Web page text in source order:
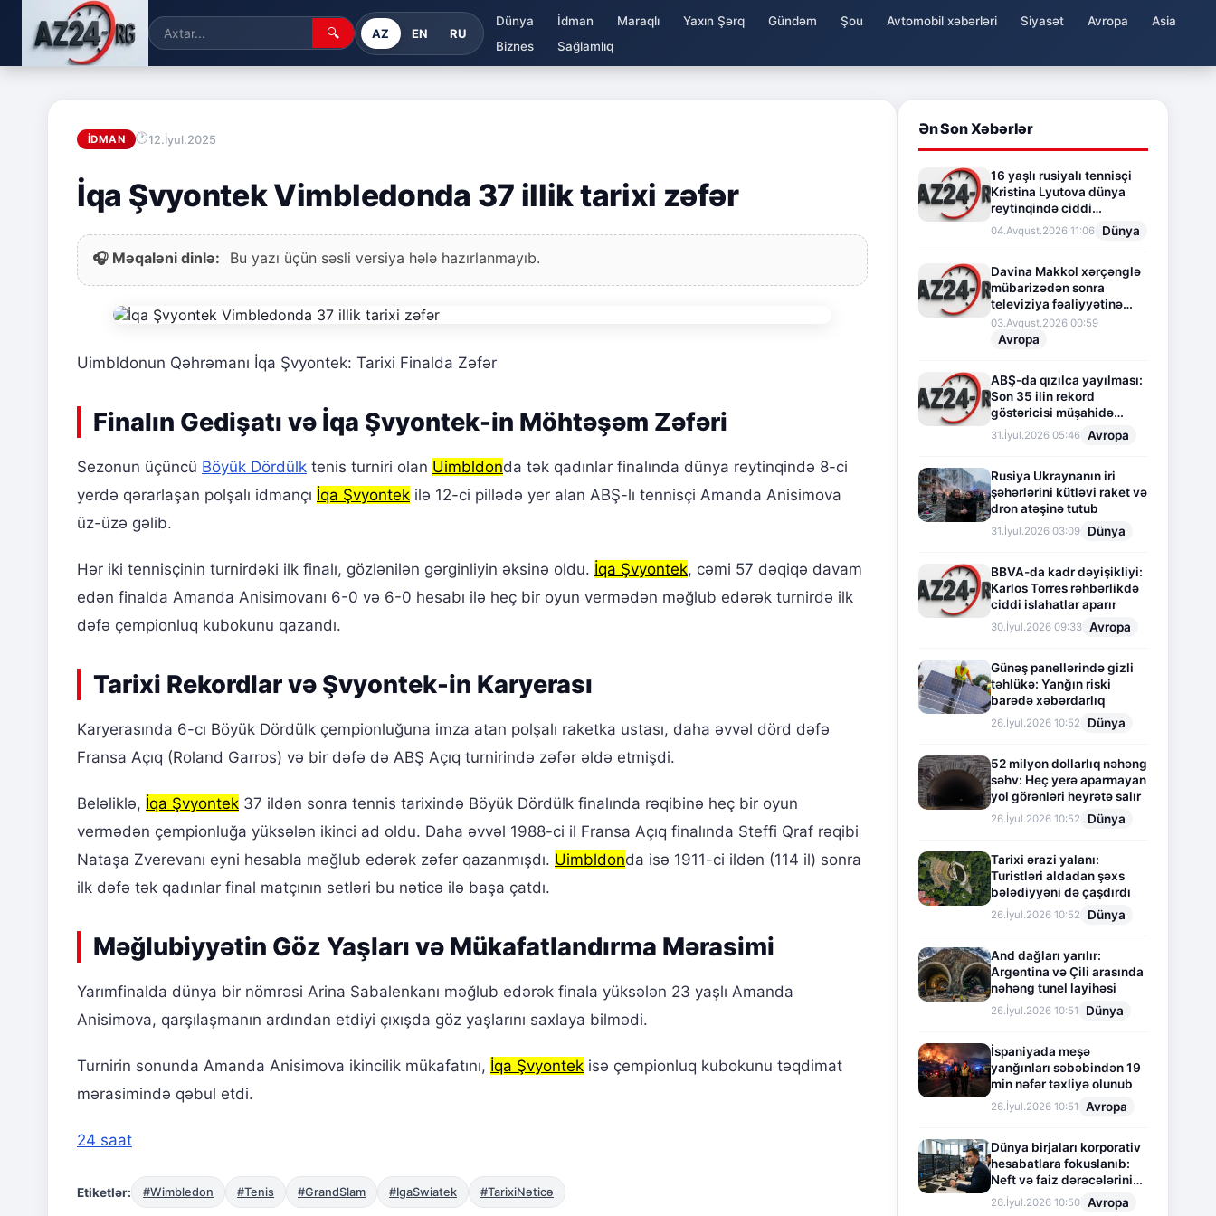
🔍 AZ EN RU
Dünya İdman Maraqlı Yaxın Şərq Gündəm Şou Avtomobil xəbərləri Siyasət Avropa
Asia
Biznes
Sağlamlıq
İDMAN 12.İyul.2025
İqa Şvyontek Vimbledonda 37 illik tarixi zəfər
🎧 Məqaləni dinlə: Bu yazı üçün səsli versiya hələ hazırlanmayıb.
Uimbldonun Qəhrəmanı İqa Şvyontek: Tarixi Finalda Zəfər
Finalın Gedişatı və İqa Şvyontek-in Möhtəşəm Zəfəri
Sezonun üçüncü Böyük Dördülk tenis turniri olan Uimbldonda tək qadınlar finalında dünya reytinqində 8-ci
yerdə qərarlaşan polşalı idmançı İqa Şvyontek ilə 12-ci pillədə yer alan ABŞ-lı tennisçi Amanda Anisimova
üz-üzə gəlib.
Hər iki tennisçinin turnirdəki ilk finalı, gözlənilən gərginliyin əksinə oldu. İqa Şvyontek, cəmi 57 dəqiqə davam
edən finalda Amanda Anisimovanı 6-0 və 6-0 hesabı ilə heç bir oyun vermədən məğlub edərək turnirdə ilk
dəfə çempionluq kubokunu qazandı.
Tarixi Rekordlar və Şvyontek-in Karyerası
Karyerasında 6-cı Böyük Dördülk çempionluğuna imza atan polşalı raketka ustası, daha əvvəl dörd dəfə
Fransa Açıq (Roland Garros) və bir dəfə də ABŞ Açıq turnirində zəfər əldə etmişdi.
Beləliklə, İqa Şvyontek 37 ildən sonra tennis tarixində Böyük Dördülk finalında rəqibinə heç bir oyun
vermədən çempionluğa yüksələn ikinci ad oldu. Daha əvvəl 1988-ci il Fransa Açıq finalında Steffi Qraf rəqibi
Nataşa Zverevanı eyni hesabla məğlub edərək zəfər qazanmışdı. Uimbldonda isə 1911-ci ildən (114 il) sonra
ilk dəfə tək qadınlar final matçının setləri bu nəticə ilə başa çatdı.
Məğlubiyyətin Göz Yaşları və Mükafatlandırma Mərasimi
Yarımfinalda dünya bir nömrəsi Arina Sabalenkanı məğlub edərək finala yüksələn 23 yaşlı Amanda
Anisimova, qarşılaşmanın ardından etdiyi çıxışda göz yaşlarını saxlaya bilmədi.
Turnirin sonunda Amanda Anisimova ikincilik mükafatını, İqa Şvyontek isə çempionluq kubokunu təqdimat
mərasimində qəbul etdi.
24 saat
Etiketlər: #Wimbledon #Tenis #GrandSlam #IgaSwiatek #TarixiNəticə
Ən Son Xəbərlər
16 yaşlı rusiyalı tennisçi
Kristina Lyutova dünya
reytinqində ciddi
irəliləyişə imza atdı
04.Avqust.2026 11:06 Dünya
Davina Makkol xərçənglə
mübarizədən sonra
televiziya fəaliyyətinə
fasilə verir
03.Avqust.2026 00:59
Avropa
ABŞ-da qızılca yayılması:
Son 35 ilin rekord
göstəricisi müşahidə
olunur
31.İyul.2026 05:46 Avropa
Rusiya Ukraynanın iri
şəhərlərini kütləvi raket və
dron atəşinə tutub
31.İyul.2026 03:09 Dünya
BBVA-da kadr dəyişikliyi:
Karlos Torres rəhbərlikdə
ciddi islahatlar aparır
30.İyul.2026 09:33 Avropa
Günəş panellərində gizli
təhlükə: Yanğın riski
barədə xəbərdarlıq
26.İyul.2026 10:52 Dünya
52 milyon dollarlıq nəhəng
səhv: Heç yerə aparmayan
yol görənləri heyrətə salır
26.İyul.2026 10:52 Dünya
Tarixi ərazi yalanı:
Turistləri aldadan şəxs
bələdiyyəni də çaşdırdı
26.İyul.2026 10:52 Dünya
And dağları yarılır:
Argentina və Çili arasında
nəhəng tunel layihəsi
26.İyul.2026 10:51 Dünya
İspaniyada meşə
yanğınları səbəbindən 19
min nəfər təxliyə olunub
26.İyul.2026 10:51 Avropa
Dünya birjaları korporativ
hesabatlara fokuslanıb:
Neft və faiz dərəcələrinin
təsiri altında cari vəziyyət
26.İyul.2026 10:50 Avropa